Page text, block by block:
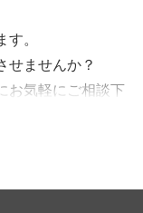
。
せませんか？
お気軽にご相談下